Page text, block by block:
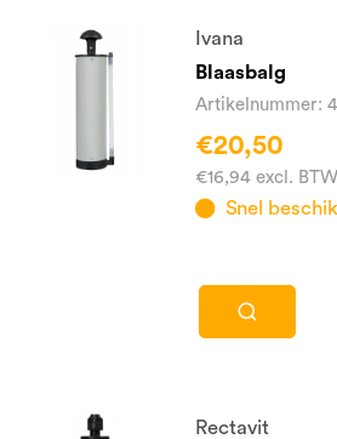
Ivana
Blaasbalg
Artikelnummer:
€20,50
€16,94 excl. BTW
Snel
Rectavit